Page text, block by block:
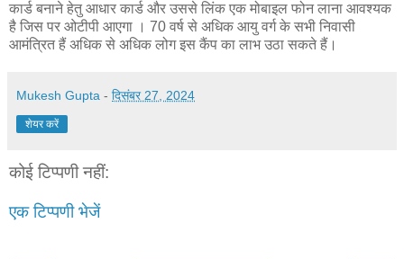
कार्ड बनाने हेतु आधार कार्ड और उससे लिंक एक मोबाइल फोन लाना आवश्यक
है जिस पर ओटीपी आएगा । 70 वर्ष से अधिक आयु वर्ग के सभी निवासी
आमंत्रित हैं अधिक से अधिक लोग इस कैंप का लाभ उठा सकते हैं।
Mukesh Gupta - दिसंबर 27, 2024
शेयर करें
कोई टिप्पणी नहीं:
एक टिप्पणी भेजें